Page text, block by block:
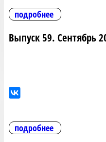
подробнее
Выпуск 59. Сентябрь
подробнее